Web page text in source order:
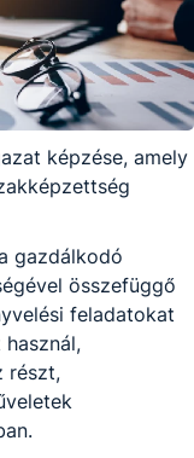
képzése, amely
gazdálkodó
összefüggő
feladatokat
részt,